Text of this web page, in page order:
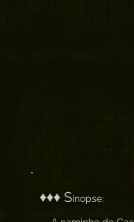
♦♦♦ Sinopse: